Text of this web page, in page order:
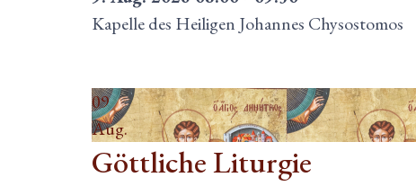
Kapelle des Heiligen Johannes Chysostomos
09
Aug.
Göttliche Liturgie